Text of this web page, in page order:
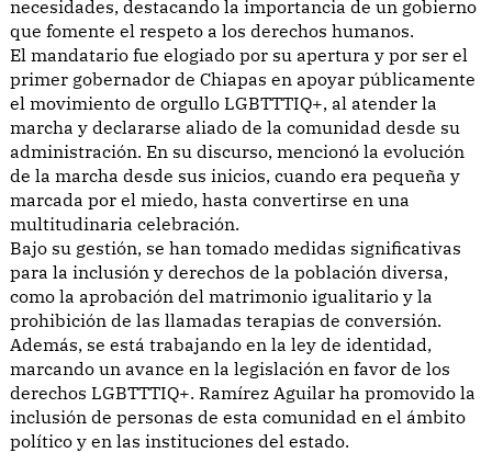
necesidades, destacando la importancia de un gobierno
que fomente el respeto a los derechos humanos.
El mandatario fue elogiado por su apertura y por ser el
primer gobernador de Chiapas en apoyar públicamente
el movimiento de orgullo LGBTTTIQ+, al atender la
marcha y declararse aliado de la comunidad desde su
administración. En su discurso, mencionó la evolución
de la marcha desde sus inicios, cuando era pequeña y
marcada por el miedo, hasta convertirse en una
multitudinaria celebración.
Bajo su gestión, se han tomado medidas significativas
para la inclusión y derechos de la población diversa,
como la aprobación del matrimonio igualitario y la
prohibición de las llamadas terapias de conversión.
Además, se está trabajando en la ley de identidad,
marcando un avance en la legislación en favor de los
derechos LGBTTTIQ+. Ramírez Aguilar ha promovido la
inclusión de personas de esta comunidad en el ámbito
político y en las instituciones del estado.